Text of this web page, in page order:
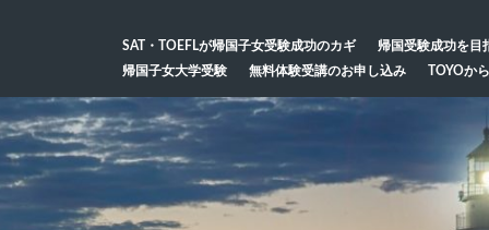
SAT・TOEFLが帰国子女受験成功のカギ
帰国受験成功を目
帰国子女大学受験
無料体験受講のお申し込み TOYOか